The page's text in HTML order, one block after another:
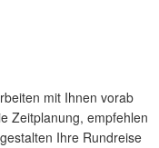
mit Ihnen vorab
Zeitplanung, empfehlen
Ihre Rundreise